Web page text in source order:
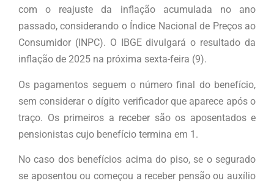
com o reajuste da inflação acumulada no ano
passado, considerando o Índice Nacional de Preços ao
Consumidor (INPC). O IBGE divulgará o resultado da
inflação de 2025 na próxima sexta-feira (9).
Os pagamentos seguem o número final do benefício,
sem considerar o dígito verificador que aparece após o
traço. Os primeiros a receber são os aposentados e
pensionistas cujo benefício termina em 1.
No caso dos benefícios acima do piso, se o segurado
se aposentou ou começou a receber pensão ou auxílio